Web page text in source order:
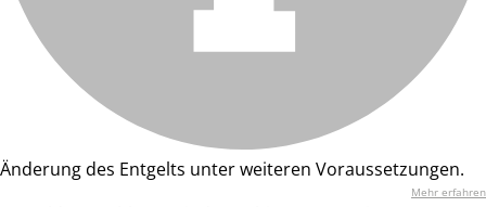
Änderung des Entgelts unter weiteren Voraussetzungen.
Mehr erfahren